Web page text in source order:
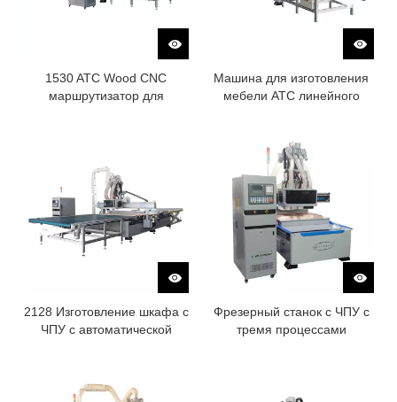
1530 ATC Wood CNC
маршрутизатор для
Машина для изготовления
мебели ATC линейного
2128 Изготовление шкафа с
ЧПУ с автоматической
Фрезерный станок с ЧПУ с
тремя процессами